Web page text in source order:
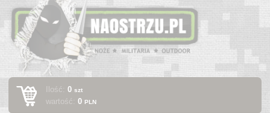
Ilość:0szt
wartość:0PLN